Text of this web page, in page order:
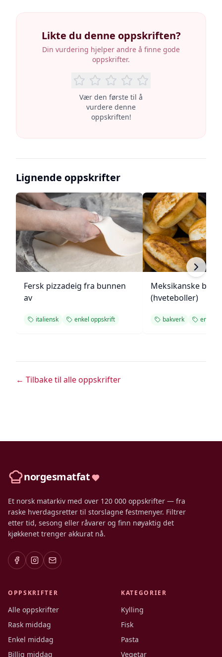
Likte du denne oppskriften?
Din vurdering hjelper andre å finne gode
oppskrifter.
Vær den første til å
vurdere denne
oppskriften!
Lignende oppskrifter
Fersk pizzadeig fra bunnen
av
italiensk enkel oppskrift
Meksikanske
(hveteboller)
bakverk enkel
← Tilbake til alle oppskrifter
norgesmatfat
Et norsk matarkiv med over 120 000 oppskrifter — fra
raske hverdagsretter til storslagne festmenyer. Filtrer
etter tid, sesong eller råvarer og finn nøyaktig det
kjøkkenet trenger akkurat nå.
OPPSKRIFTER
Alle oppskrifter
Rask middag
Enkel middag
Billig middag
KATEGORIER
Kylling
Fisk
Pasta
Vegetar